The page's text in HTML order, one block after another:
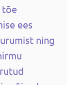
tõe
ees
ning